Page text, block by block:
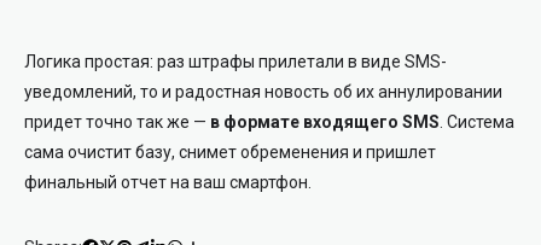
Логика простая: раз штрафы прилетали в виде SMS-
уведомлений, то и радостная новость об их аннулировании
придет точно так же — в формате входящего SMS . Система
сама очистит базу, снимет обременения и пришлет
финальный отчет на ваш смартфон.